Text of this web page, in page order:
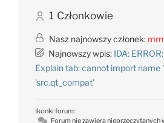
1 Członkowie
Nasz najnowszy członek:
Najnowszy wpis: IDA:
Explain tab: cannot import name
'src.qt_compat'
Ikonki forum:
Forum nie zawiera nieprzeczytanych